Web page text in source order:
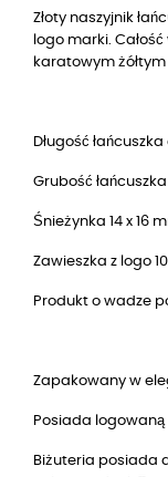
Złoty naszyjnik
logo marki.
karatowym żółtym
Długość
Grubość
Śnieżynka 14 x 16
Zawieszka z logo
Produkt o wadze
Zapakowany w
Posiada logowaną
Biżuteria posiada